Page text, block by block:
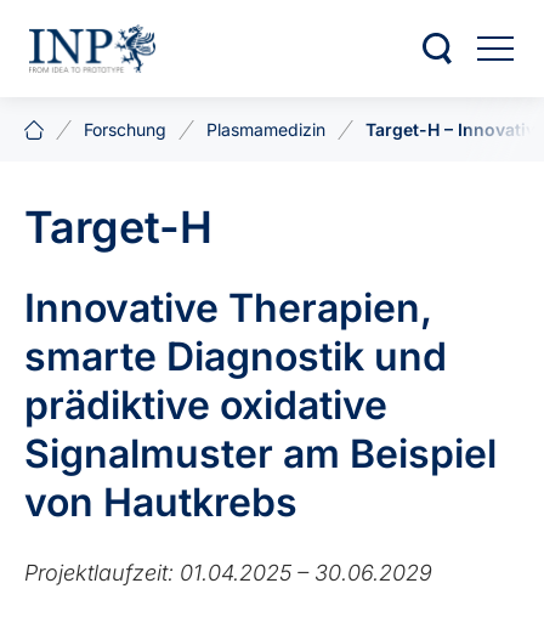
Forschung Plasmamedizin Target-H –
Target-H
Innovative Therapien,
smarte Diagnostik und
prädiktive oxidative
Signalmuster am Beispiel
von Hautkrebs
Projektlaufzeit: 01.04.2025 – 30.06.2029